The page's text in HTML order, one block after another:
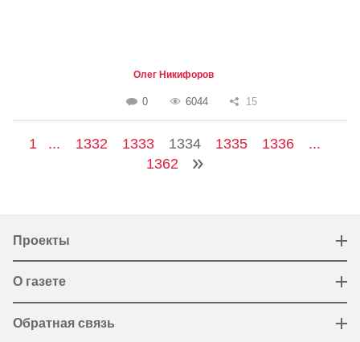
Олег Никифоров
0 6044 15
1 ... 1332 1333 1334 1335 1336
...
1362
Проекты
О газете
Обратная связь